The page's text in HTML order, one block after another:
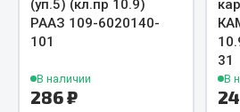
Весь раздел
(уп.5) (кл.пр 10.9)
РААЗ 109-6020140-
101
В наличии
286 ₽
31
В